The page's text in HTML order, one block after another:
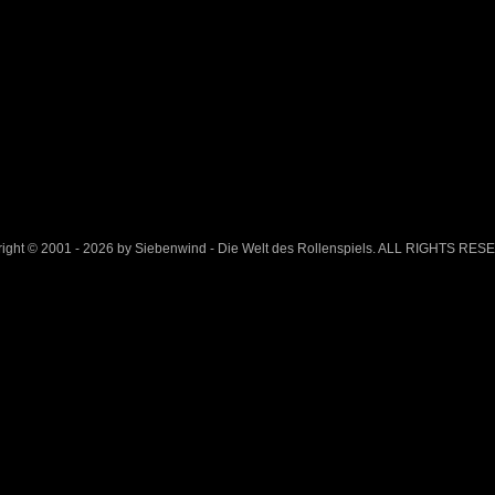
© 2001 - 2026 by Siebenwind - Die Welt des Rollenspiels. ALL RIGHTS